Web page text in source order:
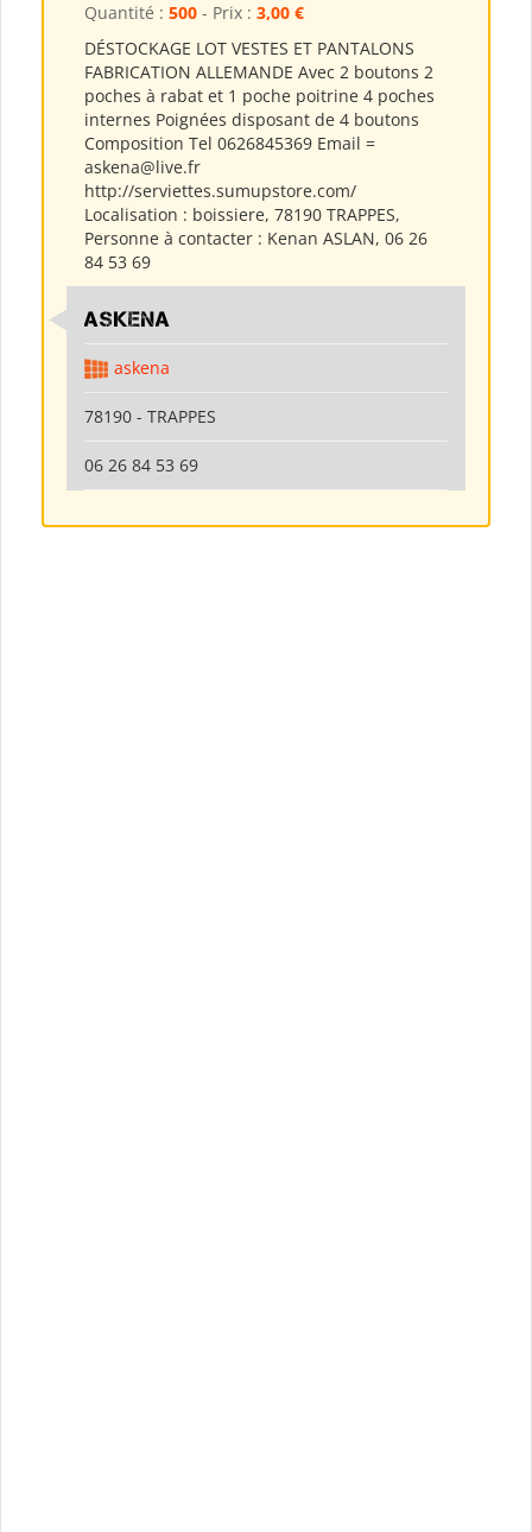
Quantité : 500 - Prix : 3,00 €
DÉSTOCKAGE LOT VESTES ET PANTALONS
FABRICATION ALLEMANDE Avec 2 boutons 2
poches à rabat et 1 poche poitrine 4 poches
internes Poignées disposant de 4 boutons
Composition Tel 0626845369 Email =
askena@live.fr
http://serviettes.sumupstore.com/
Localisation : boissiere, 78190 TRAPPES,
Personne à contacter : Kenan ASLAN, 06 26
84 53 69
ASKENA
askena
78190 - TRAPPES
06 26 84 53 69